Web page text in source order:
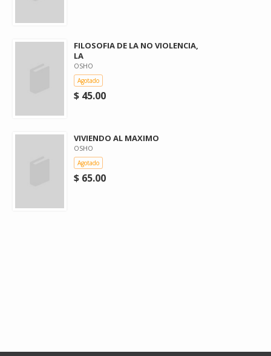
FILOSOFIA DE LA NO VIOLENCIA,
LA
OSHO
Agotado
$ 45.00
VIVIENDO AL MAXIMO
OSHO
Agotado
$ 65.00